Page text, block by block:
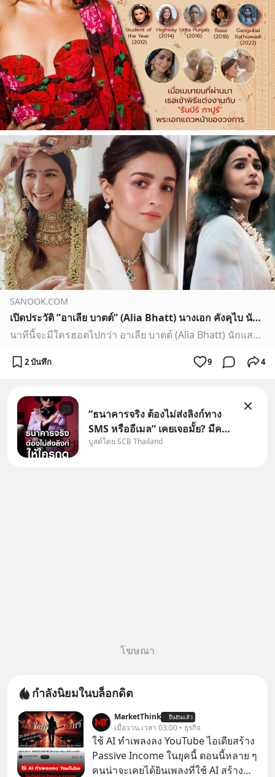
SANOOK.COM
เปิดประวัติ ”อาเลีย บาตต์” (Alia Bhatt) นางเอก คังคุไบ นักแสดงหญิงที่ค่าตัวแพงที่สุดของอินเดีย
นาทีนี้จะมีใครฮอตไปกว่า อาเลีย บาตต์ (Alia Bhatt) นักแสดงสาวผู้รับบท คังคุไบ จากภาพยนตร์มาแรง Gangubai Kathiawadi (หญิงแกร่งแห่งมุมไบ) นอกจากการแสดงสุดทรงพลัง เธอยังเป็นนางเอกที่ค่าตัวแพงที่สุดของอินเดียอีกด้วย
2 บันทึก 9 4
“ธนาคารจริง ต้องไม่ส่งลิงก์ทาง
SMS หรืออีเมล” เคยเจอมั้ย? มีคน
อ้างว่าโทรจากธนาคาร บอกว่า
บูสต์โดย SCB Thailand
โฆษณา
กำลังนิยมในบล็อกดิต
MarketThink ยืนยันแล้ว
เมื่อวาน เวลา 03:00 • ธุรกิจ
ใช้ AI ทำเพลงลง YouTube ไอเดียสร้าง
Passive Income ในยุคนี้ ตอนนี้หลาย ๆ
คนน่าจะเคยได้ยินเพลงที่ใช้ AI สร้าง